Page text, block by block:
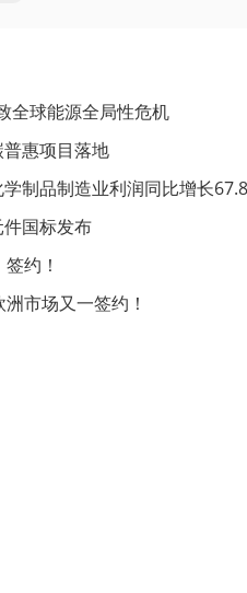
全球能源全局性危机
惠项目落地
制品制造业利润同比增长
国标发布
约！
市场又一签约！